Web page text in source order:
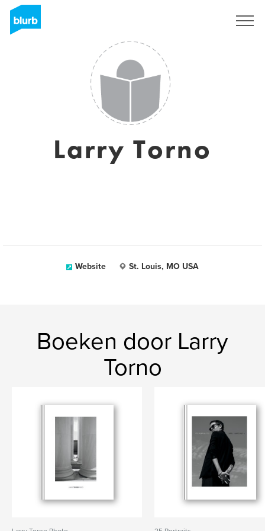
Larry Torno
Website St. Louis, MO USA
Boeken door Larry
Torno